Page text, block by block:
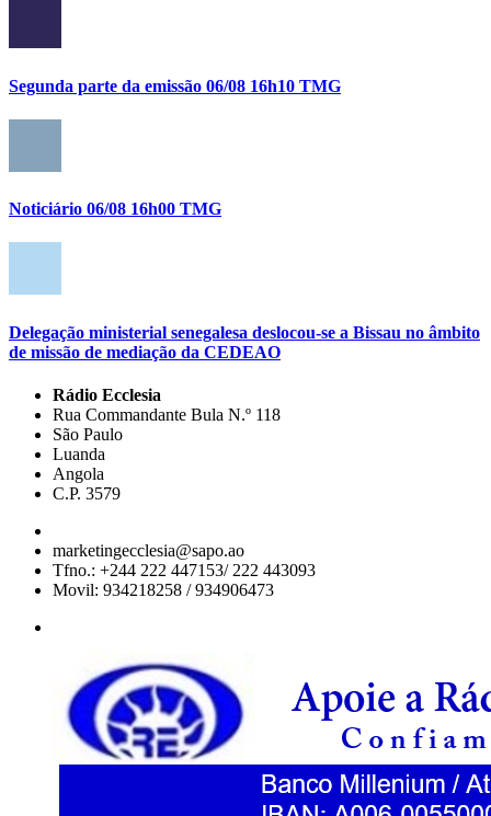
Segunda parte da emissão 06/08 16h10 TMG
Noticiário 06/08 16h00 TMG
Delegação ministerial senegalesa deslocou-se a Bissau no âmbito
de missão de mediação da CEDEAO
Rádio Ecclesia
Rua Commandante Bula N.º 118
São Paulo
Luanda
Angola
C.P. 3579
marketingecclesia@sapo.ao
Tfno.: +244 222 447153/ 222 443093
Movil: 934218258 / 934906473